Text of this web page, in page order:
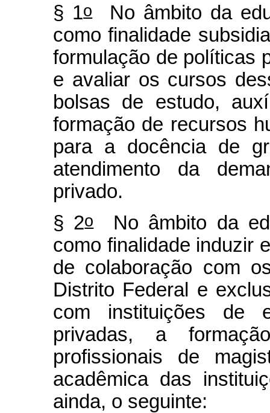
§ 1oNo âmbito da
como finalidade
formulação de políticas
e avaliar os cursos
bolsas de estudo,
formação de recursos
para a docência de
atendimento da
privado.
§ 2oNo âmbito da
como finalidade induzir
de colaboração com
Distrito Federal e
com instituições de
privadas, a
profissionais de
acadêmica das
ainda, o seguinte: